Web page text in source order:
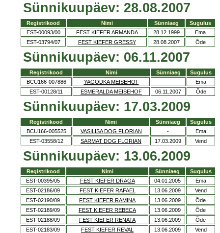
Sünnikuupäev: 28.08.2007
Registrikood Nimi Sünniaeg
Sugulus
EST-00093/00
FEST KIEFER ARMANDA 28.12.1999
Ema
EST-03794/07
FEST KIEFER GRESSY 28.08.2007 Õde
Sünnikuupäev: 06.11.2007
Registrikood Nimi Sünniaeg
Sugulus
BCU166-007886
YAGODKA MEISEHOF -
Ema
EST-00128/11
ESMERALDA MEISEHOF 06.11.2007 Õde
Sünnikuupäev: 17.03.2009
Registrikood Nimi Sünniaeg
Sugulus
BCU166-005525
VASILISA DOG FLORIAN -
Ema
EST-03558/12
SARMAT DOG FLORIAN 17.03.2009 Vend
Sünnikuupäev: 13.06.2009
Registrikood Nimi Sünniaeg
Sugulus
EST-00395/05
FEST KIEFER DRAGA 04.01.2005
Ema
EST-02186/09
FEST KIEFER RAFAEL 13.06.2009
Vend
EST-02190/09
FEST KIEFER RAMINA 13.06.2009
Õde
EST-02189/09
FEST KIEFER REBECA 13.06.2009
Õde
EST-02188/09
FEST KIEFER RENATA 13.06.2009
Õde
EST-02183/09
FEST KIEFER REVAL 13.06.2009 Vend